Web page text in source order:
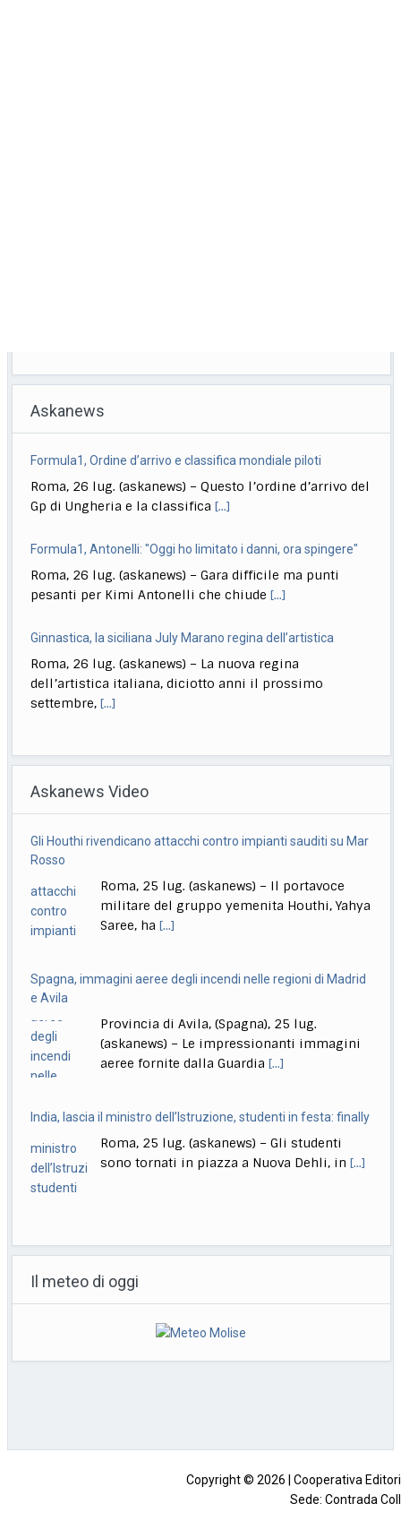
Askanews
Formula1, Ordine d’arrivo e classifica mondiale piloti
Roma, 26 lug. (askanews) – Questo l’ordine d’arrivo del
Gp di Ungheria e la classifica[...]
Formula1, Antonelli: "Oggi ho limitato i danni, ora spingere"
Roma, 26 lug. (askanews) – Gara difficile ma punti
pesanti per Kimi Antonelli che chiude[...]
Ginnastica, la siciliana July Marano regina dell’artistica
Roma, 26 lug. (askanews) – La nuova regina
dell’artistica italiana, diciotto anni il prossimo
settembre,[...]
prossima volta
Roma, 26 lug. (askanews) – "Secondo me lo diventerà
presidente della Repubblica, magari la prossima[...]
Formula1, Norris: "Mai avuta una macchina così da guidare"
Roma, 26 lug. (askanews) – Trionfo di Lando Norris nel
Gp di Ungheria. Il britannico, [...]
Askanews Video
Gli Houthi rivendicano attacchi contro impianti sauditi su Mar
Rosso
Roma, 25 lug. (askanews) – Il portavoce
militare del gruppo yemenita Houthi, Yahya
Saree, ha[...]
Spagna, immagini aeree degli incendi nelle regioni di Madrid
e Avila
Provincia di Avila, (Spagna), 25 lug.
(askanews) – Le impressionanti immagini
aeree fornite dalla Guardia[...]
India, lascia il ministro dell’Istruzione, studenti in festa: finally
Roma, 25 lug. (askanews) – Gli studenti
sono tornati in piazza a Nuova Dehli, in[...]
casolare
Napoli, 25 lug. (askanews) – Svolta nelle
indagini sul giornalista salernitano Luigi
Esposito trovato carbonizzato
Il meteo di oggi
Copyright © 2026 | Cooperativa
Sede: Contrada